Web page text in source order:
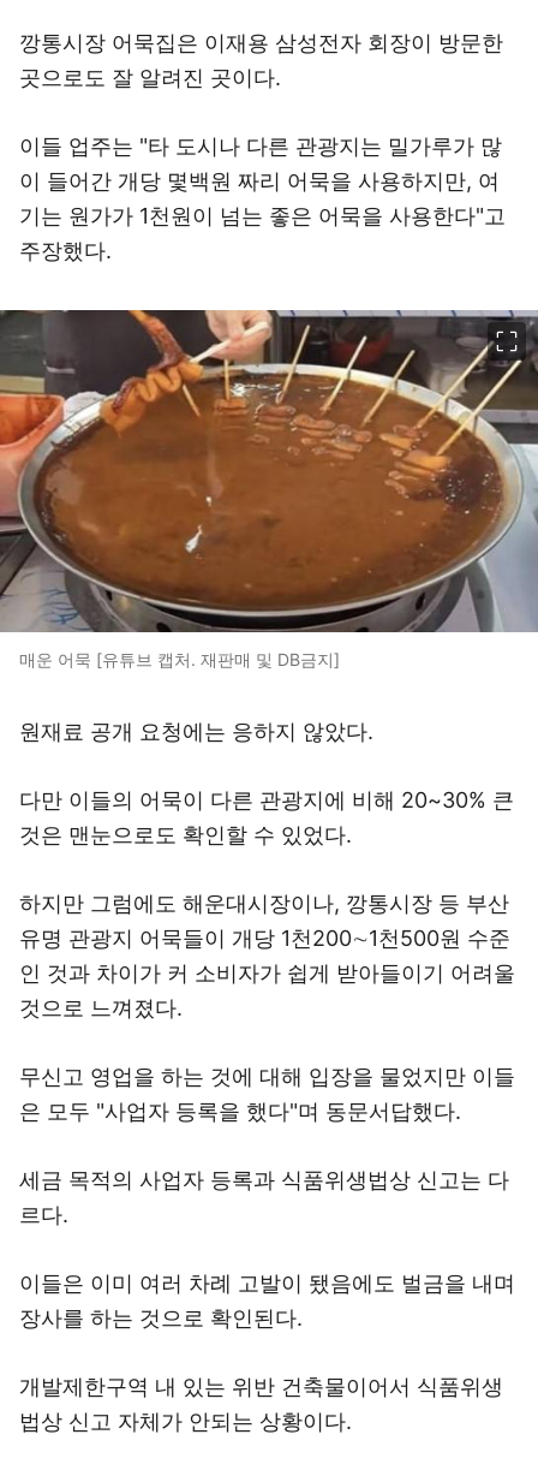
깡통시장 어묵집은 이재용 삼성전자 회장이 방문한
곳으로도 잘 알려진 곳이다.
이들 업주는 "타 도시나 다른 관광지는 밀가루가 많
이 들어간 개당 몇백원 짜리 어묵을 사용하지만, 여
기는 원가가 1천원이 넘는 좋은 어묵을 사용한다"고
주장했다.
매운 어묵 [유튜브 캡처. 재판매 및 DB금지]
원재료 공개 요청에는 응하지 않았다.
다만 이들의 어묵이 다른 관광지에 비해 20~30% 큰
것은 맨눈으로도 확인할 수 있었다.
하지만 그럼에도 해운대시장이나, 깡통시장 등 부산
유명 관광지 어묵들이 개당 1천200∼1천500원 수준
인 것과 차이가 커 소비자가 쉽게 받아들이기 어려울
것으로 느껴졌다.
무신고 영업을 하는 것에 대해 입장을 물었지만 이들
은 모두 "사업자 등록을 했다"며 동문서답했다.
세금 목적의 사업자 등록과 식품위생법상 신고는 다
르다.
이들은 이미 여러 차례 고발이 됐음에도 벌금을 내며
장사를 하는 것으로 확인된다.
개발제한구역 내 있는 위반 건축물이어서 식품위생
법상 신고 자체가 안되는 상황이다.